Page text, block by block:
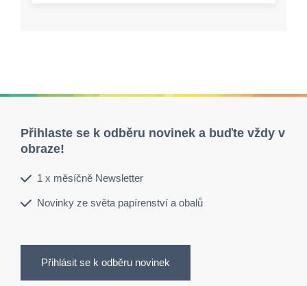
Přihlaste se k odběru novinek a buďte vždy v
obraze!
1 x měsíčně Newsletter
Novinky ze světa papírenství a obalů
Přihlásit se k odběru novinek